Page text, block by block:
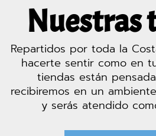
Nuestras
Repartidos por toda la
hacerte sentir como en
tiendas están
recibiremos en un
y serás atendido